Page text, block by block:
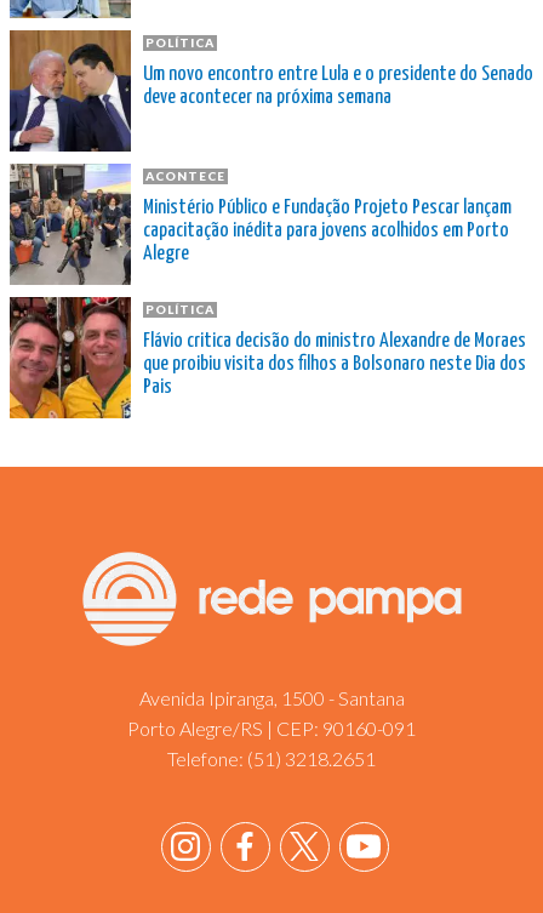
POLÍTICA
Um novo encontro entre Lula e o presidente do Senado
deve acontecer na próxima semana
ACONTECE
Ministério Público e Fundação Projeto Pescar lançam
capacitação inédita para jovens acolhidos em Porto
Alegre
POLÍTICA
Flávio critica decisão do ministro Alexandre de Moraes
que proibiu visita dos filhos a Bolsonaro neste Dia dos
Pais
Avenida Ipiranga, 1500 - Santana
Porto Alegre/RS | CEP: 90160-091
Telefone: (51) 3218.2651